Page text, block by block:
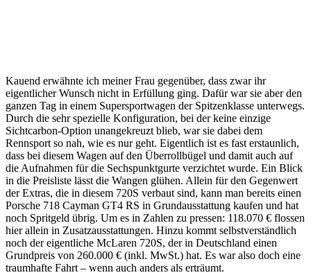
Kauend erwähnte ich meiner Frau gegenüber, dass zwar ihr
eigentlicher Wunsch nicht in Erfüllung ging. Dafür war sie aber den
ganzen Tag in einem Supersportwagen der Spitzenklasse unterwegs.
Durch die sehr spezielle Konfiguration, bei der keine einzige
Sichtcarbon-Option unangekreuzt blieb, war sie dabei dem
Rennsport so nah, wie es nur geht. Eigentlich ist es fast erstaunlich,
dass bei diesem Wagen auf den Überrollbügel und damit auch auf
die Aufnahmen für die Sechspunktgurte verzichtet wurde. Ein Blick
in die Preisliste lässt die Wangen glühen. Allein für den Gegenwert
der Extras, die in diesem 720S verbaut sind, kann man bereits einen
Porsche 718 Cayman GT4 RS in Grundausstattung kaufen und hat
noch Spritgeld übrig. Um es in Zahlen zu pressen: 118.070 € flossen
hier allein in Zusatzausstattungen. Hinzu kommt selbstverständlich
noch der eigentliche McLaren 720S, der in Deutschland einen
Grundpreis von 260.000 € (inkl. MwSt.) hat. Es war also doch eine
traumhafte Fahrt – wenn auch anders als erträumt.